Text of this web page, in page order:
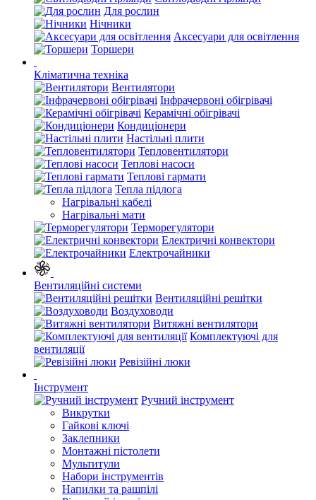
Для рослин
Нічники
Аксесуари для освітлення
Торшери
Кліматична техніка
Вентилятори
Інфрачервоні обігрівачі
Керамічні обігрівачі
Кондиціонери
Настільні плити
Тепловентилятори
Теплові насоси
Теплові гармати
Тепла підлога
Нагрівальні кабелі
Нагрівальні мати
Терморегулятори
Електричні конвектори
Електрочайники
Вентиляційні системи
Вентиляційні решітки
Воздуховоди
Витяжні вентилятори
Комплектуючі для
вентиляції
Ревізійні люки
Інструмент
Ручний інструмент
Викрутки
Гайкові ключі
Заклепники
Монтажні пістолети
Мультитули
Набори інструментів
Напилки та рашпілі